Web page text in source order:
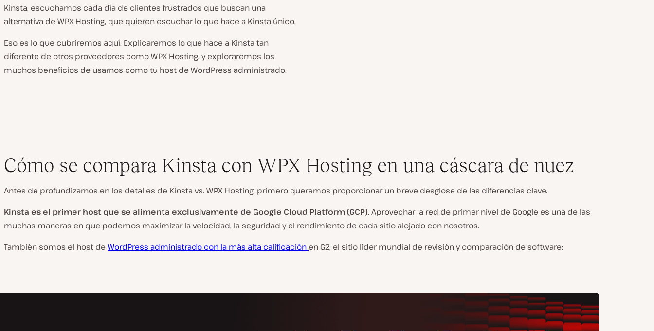
Kinsta, escuchamos cada día de clientes frustrados que buscan una
alternativa de WPX Hosting, que quieren escuchar lo que hace a Kinsta único.
Eso es lo que cubriremos aquí. Explicaremos lo que hace a Kinsta tan
diferente de otros proveedores como WPX Hosting, y exploraremos los
muchos beneficios de usarnos como tu host de WordPress administrado.
Cómo se compara Kinsta con WPX Hosting en una cáscara de nuez
Antes de profundizarnos en los detalles de Kinsta vs. WPX Hosting, primero queremos proporcionar un breve desglose de las diferencias clave.
Kinsta es el primer host que se alimenta exclusivamente de Google Cloud Platform (GCP). Aprovechar la red de primer nivel de Google es una de las
muchas maneras en que podemos maximizar la velocidad, la seguridad y el rendimiento de cada sitio alojado con nosotros.
También somos el host de WordPress administrado con la más alta calificación en G2, el sitio líder mundial de revisión y comparación de software: